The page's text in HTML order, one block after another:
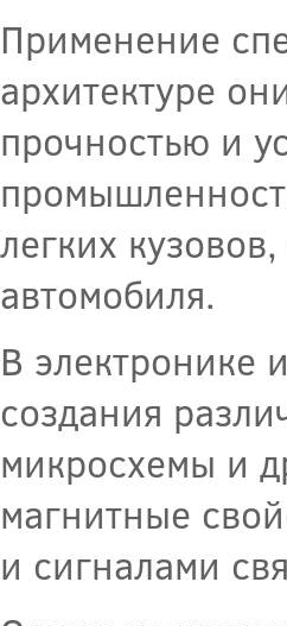
Применение
архитектуре
прочностью и
легких
автомобиля.
В электронике
создания
микросхемы и
магнитные
и сигналами